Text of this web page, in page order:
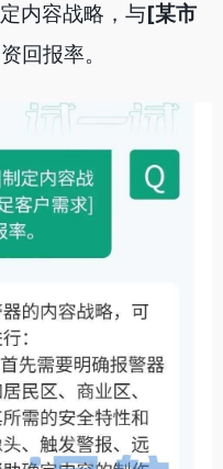
内容战略，与[某市
回报率。